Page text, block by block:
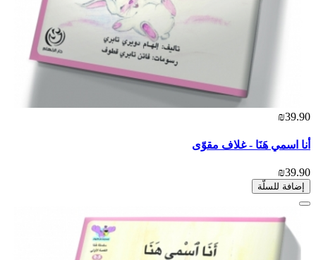
₪39.90
أنا اسمي هَنَا - غلاف مقوّى
₪39.90
إضافة للسلّة